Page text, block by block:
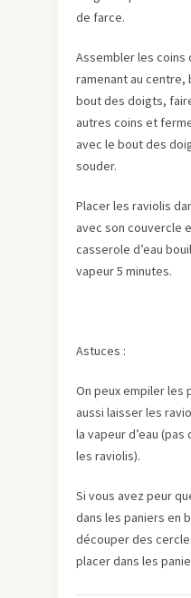
de farce.
Assembler les coins
ramenant au centre,
bout des doigts,
autres coins et
avec le bout des
souder.
Placer les raviolis
avec son couvercle
casserole d’eau
vapeur 5 minutes.
Astuces :
On peux empiler les
aussi laisser les
la vapeur d’eau
les raviolis).
Si vous avez peur
dans les paniers en
découper des
placer dans les